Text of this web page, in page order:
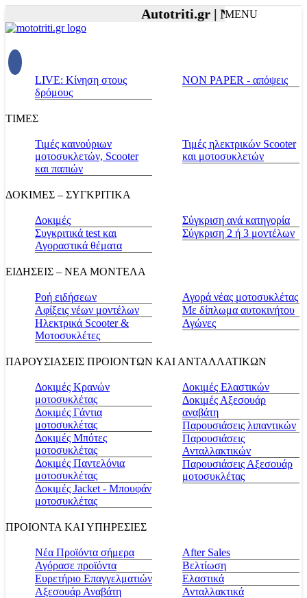
Autotriti.gr | MENU
LIVE: Κίνηση στους
δρόμους
NON PAPER - απόψεις
ΤΙΜΕΣ
Τιμές καινούριων
μοτοσυκλετών, Scooter
και παπιών
Τιμές ηλεκτρικών Scooter
και μοτοσυκλετών
ΔΟΚΙΜΕΣ – ΣΥΓΚΡΙΤΙΚΑ
Δοκιμές
Συγκριτικά test και
Αγοραστικά θέματα
Σύγκριση ανά κατηγορία
Σύγκριση 2 ή 3 μοντέλων
ΕΙΔΗΣΕΙΣ – ΝΕΑ ΜΟΝΤΕΛΑ
Ροή ειδήσεων
Αφίξεις νέων μοντέλων
Ηλεκτρικά Scooter &
Μοτοσυκλέτες
Αγορά νέας μοτοσυκλέτας
Με δίπλωμα αυτοκινήτου
Αγώνες
ΠΑΡΟΥΣΙΑΣΕΙΣ ΠΡΟΙΟΝΤΩΝ ΚΑΙ ΑΝΤΑΛΛΑΤΙΚΩΝ
Δοκιμές Κρανών
μοτοσυκλέτας
Δοκιμές Γάντια
μοτοσυκλέτας
Δοκιμές Μπότες
μοτοσυκλέτας
Δοκιμές Παντελόνια
μοτοσυκλέτας
Δοκιμές Jacket - Μπουφάν
μοτοσυκλέτας
Δοκιμές Ελαστικών
Δοκιμές Αξεσουάρ
αναβάτη
Παρουσιάσεις λιπαντικών
Παρουσιάσεις
Ανταλλακτικών
Παρουσιάσεις Αξεσουάρ
μοτοσυκλέτας
ΠΡΟΙΟΝΤΑ ΚΑΙ ΥΠΗΡΕΣΙΕΣ
Νέα Προϊόντα σήμερα
Αγόρασε προϊόντα
Ευρετήριο Επαγγελματιών
Αξεσουάρ Αναβάτη
Αfter Sales
Βελτίωση
Ελαστικά
Ανταλλακτικά